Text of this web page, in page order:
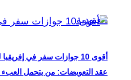
عقد التعويضات: من يتحمل
أقوى 10 جوازات سفر في إفريقيا لعام 2026